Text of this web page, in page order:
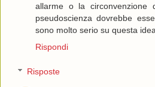
allarme o la circonvenzione
pseudoscienza dovrebbe
sono molto serio su questa idea.
Rispondi
Risposte